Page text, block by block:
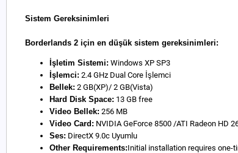
Sistem Gereksinimleri
Borderlands 2 için en düşük sistem gereksinimleri:
İşletim Sistemi: Windows XP SP3
İşlemci: 2.4 GHz Dual Core İşlemci
Bellek: 2 GB(XP)/ 2 GB(Vista)
Hard Disk Space: 13 GB free
Video Bellek: 256 MB
Video Card: NVIDIA GeForce 8500 /ATI Radeon HD
Ses: DirectX 9.0c Uyumlu
Other Requirements:Initial installation requires one-